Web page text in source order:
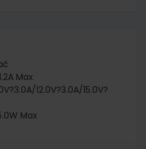
Max
12.0V?3.0A/15.0V?
Max